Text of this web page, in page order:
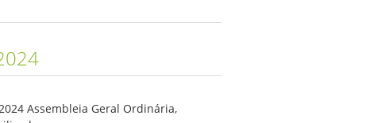
Assembleia Geral Ordinária,